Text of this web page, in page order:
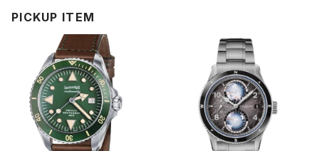
PICKUP ITEM